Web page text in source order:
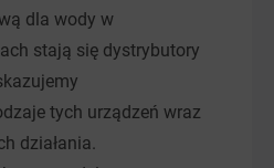
dla wody w
stają się dystrybutory
tych urządzeń wraz
działania.